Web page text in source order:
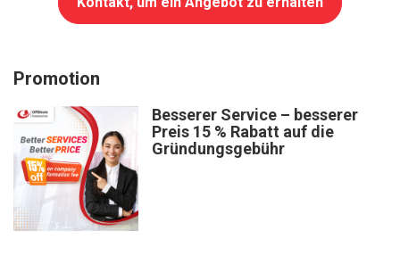
Promotion
Besserer Service – besserer
Preis 15 % Rabatt auf die
Gründungsgebühr